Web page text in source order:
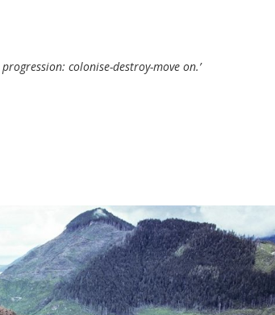
colonise-destroy-move on.’